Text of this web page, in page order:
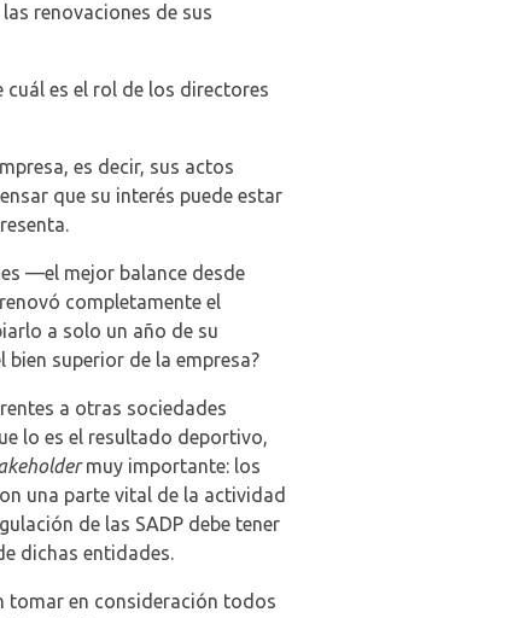
renovaciones de sus
es el rol de los directores
es decir, sus actos
que su interés puede estar
—el mejor balance desde
completamente el
a solo un año de su
superior de la empresa?
a otras sociedades
lo es el resultado deportivo,
muy importante: los
una parte vital de la actividad
de las SADP debe tener
dichas entidades.
tomar en consideración todos